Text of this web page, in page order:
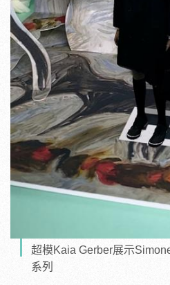
超模Kaia Gerber展示
系列